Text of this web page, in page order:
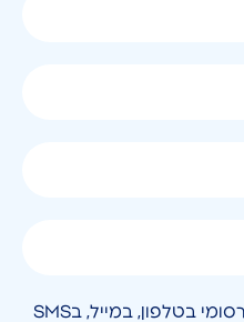
אני מאשר/ת קבלת חומר פרסומי בטלפון, במייל, בSMS